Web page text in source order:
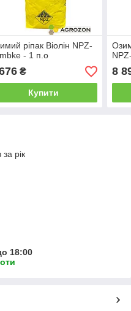
ріпак Віолін NPZ-
- 1 п.о
₴
Купити
8
рік
18:00